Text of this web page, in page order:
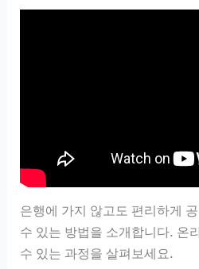
은행에 가지 않고도 편리하게
수 있는 방법을 소개합니다. 온
수 있는 과정을 살펴보세요.